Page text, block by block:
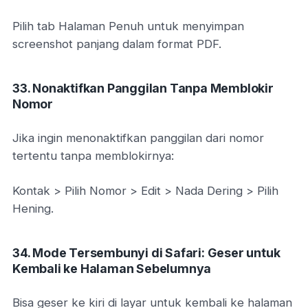
Pilih tab Halaman Penuh untuk menyimpan
screenshot panjang dalam format PDF.
33. Nonaktifkan Panggilan Tanpa Memblokir
Nomor
Jika ingin menonaktifkan panggilan dari nomor
tertentu tanpa memblokirnya:
Kontak > Pilih Nomor > Edit > Nada Dering > Pilih
Hening.
34. Mode Tersembunyi di Safari: Geser untuk
Kembali ke Halaman Sebelumnya
Bisa geser ke kiri di layar untuk kembali ke halaman